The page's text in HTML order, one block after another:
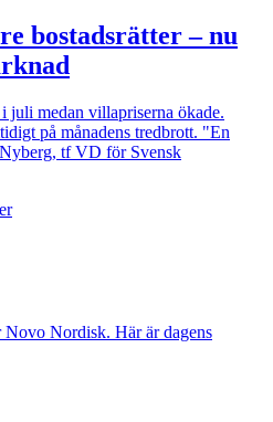
bostadsrätter – nu
juli medan villapriserna ökade.
på månadens tredbrott. "En
tf VD för Svensk
Nordisk. Här är dagens